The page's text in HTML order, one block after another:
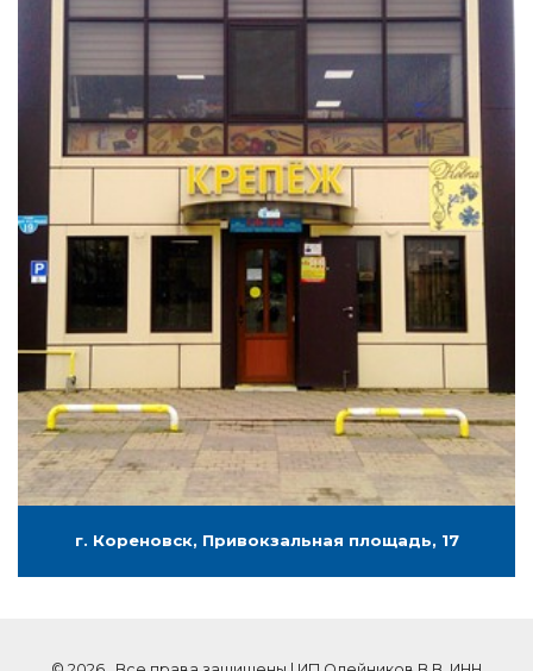
г. Кореновск, Привокзальная площадь, 17